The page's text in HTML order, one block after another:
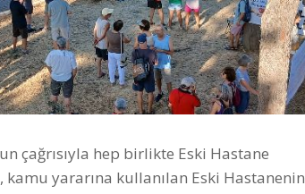
çağrısıyla hep birlikte Eski Hastane
yararına kullanılan Eski Hastanenin